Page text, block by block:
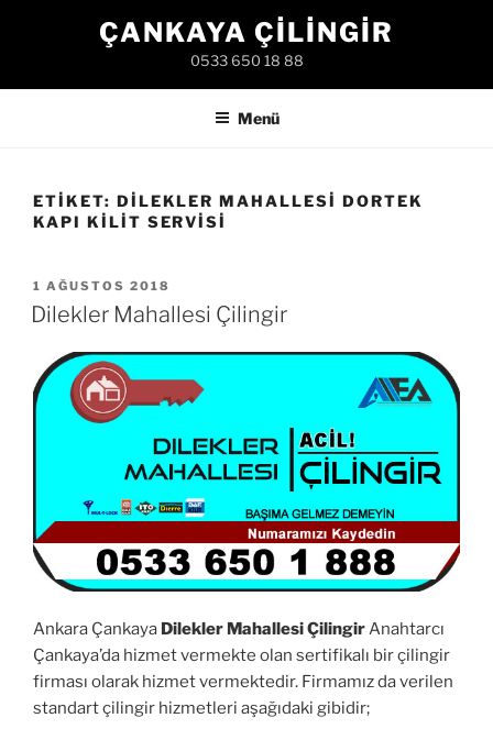
ÇANKAYA ÇILINGIR
0533 650 18 88
Menü
ETIKET: DILEKLER MAHALLESI DORTEK
KAPI KILIT SERVISI
YAYIM
TARIHI
1 AĞUSTOS 2018
Dilekler Mahallesi Çilingir
Ankara Çankaya Dilekler Mahallesi ÇilingirAnahtarcı
Çankaya’da hizmet vermekte olan sertifikalı bir çilingir
firması olarak hizmet vermektedir. Firmamız da verilen
standart çilingir hizmetleri aşağıdaki gibidir;